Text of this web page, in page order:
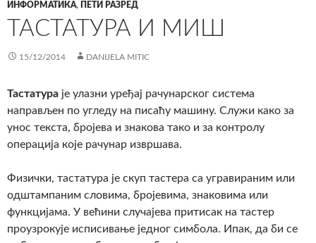
ИНФОРМАТИКА, ПЕТИ РАЗРЕД
ТАСТАТУРА И МИШ
15/12/2014 DANIJELA MITIC
Тастатура је улазни уређај рачунарског система
направљен по угледу на писаћу машину. Служи како за
унос текста, бројева и знакова тако и за контролу
операција које рачунар извршава.
Физички, тастатура је скуп тастера са угравираним или
одштампаним словима, бројевима, знаковима или
функцијама. У већини случајева притисак на тастер
проузрокује исписивање једног симбола. Ипак, да би се